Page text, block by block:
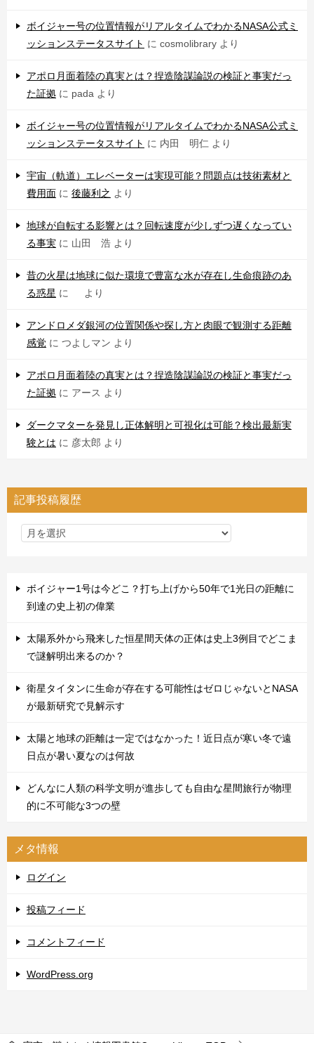
ボイジャー号の位置情報がリアルタイムでわかるNASA公式ミ
ッションステータスサイト に cosmolibrary より
アポロ月面着陸の真実とは？捏造陰謀論説の検証と事実だっ
た証拠 に pada より
ボイジャー号の位置情報がリアルタイムでわかるNASA公式ミ
ッションステータスサイト に 内田 明仁 より
宇宙（軌道）エレベーターは実現可能？問題点は技術素材と
費用面 に 後藤利之 より
地球が自転する影響とは？回転速度が少しずつ遅くなってい
る事実 に 山田 浩 より
昔の火星は地球に似た環境で豊富な水が存在し生命痕跡のあ
る惑星 に より
アンドロメダ銀河の位置関係や探し方と肉眼で観測する距離
感覚 に つよしマン より
アポロ月面着陸の真実とは？捏造陰謀論説の検証と事実だっ
た証拠 に アース より
ダークマターを発見し正体解明と可視化は可能？検出最新実
験とは に 彦太郎 より
記事投稿履歴
ボイジャー1号は今どこ？打ち上げから50年で1光日の距離に
到達の史上初の偉業
太陽系外から飛来した恒星間天体の正体は史上3例目でどこま
で謎解明出来るのか？
衛星タイタンに生命が存在する可能性はゼロじゃないとNASA
が最新研究で見解示す
太陽と地球の距離は一定ではなかった！近日点が寒い冬で遠
日点が暑い夏なのは何故
どんなに人類の科学文明が進歩しても自由な星間旅行が物理
的に不可能な3つの壁
メタ情報
ログイン
投稿フィード
コメントフィード
WordPress.org